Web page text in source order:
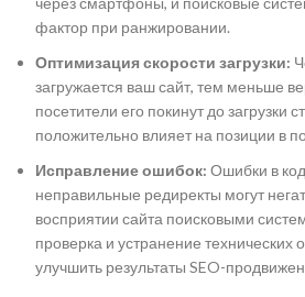
фактор при ранжировании.
Оптимизация скорости загрузки:
загружается ваш сайт, тем меньше
посетители его покинут до загрузки
положительно влияет на позиции в
Исправление ошибок: Ошибки в
неправильные редиректы могут
восприятии сайта поисковыми
проверка и устранение технических
улучшить результаты SEO-